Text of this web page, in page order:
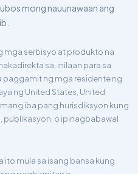
mong nauunawaan ang
mga serbisyo at produkto na
sa, inilaan para sa
paggamit ng mga residente ng
ng United States, United
iba pang hurisdiksyon kung
publikasyon, o ipinagbabawal
ito mula sa isang bansa kung